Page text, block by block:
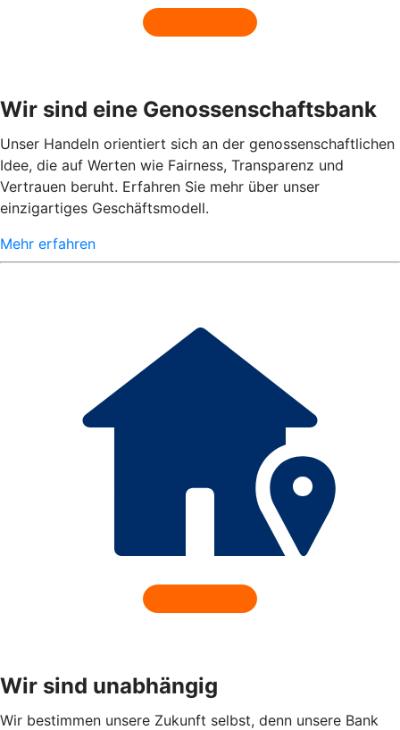
Wir sind eine Genossenschaftsbank
Unser Handeln orientiert sich an der genossenschaftlichen
Idee, die auf Werten wie Fairness, Transparenz und
Vertrauen beruht. Erfahren Sie mehr über unser
einzigartiges Geschäftsmodell.
Mehr erfahren
Wir sind unabhängig
Wir bestimmen unsere Zukunft selbst, denn unsere Bank